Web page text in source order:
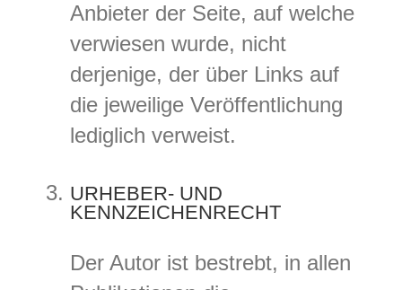
Anbieter der Seite, auf welche
verwiesen wurde, nicht
derjenige, der über Links auf
die jeweilige Veröffentlichung
lediglich verweist.
URHEBER- UND
KENNZEICHENRECHT
Der Autor ist bestrebt, in allen